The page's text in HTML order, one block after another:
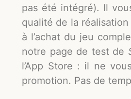
pas été intégré). Il
qualité de la
à l’achat du jeu
notre page de test de
l’App Store : il ne
promotion. Pas de